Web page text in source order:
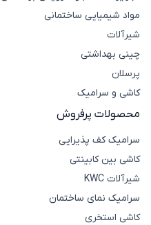
مواد شیمیایی ساختمانی
شیرآلات
چینی بهداشتی
پرسلان
کاشی و سرامیک
محصولات پرفروش
سرامیک کف پذیرایی
کاشی بین کابینتی
شیرآلات KWC
سرامیک نمای ساختمان
کاشی استخری